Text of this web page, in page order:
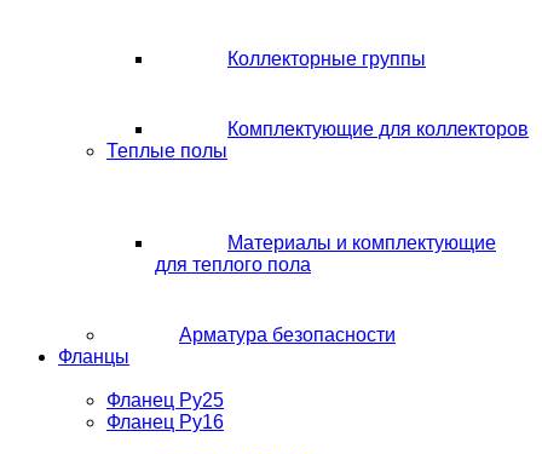
Коллекторные группы
Комплектующие для коллекторов
Теплые полы
Материалы и комплектующие
для теплого пола
Арматура безопасности
Фланцы
Фланец Ру25
Фланец Ру16